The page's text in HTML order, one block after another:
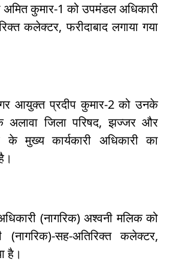
अमित कुमार-1 को उपमंडल अधिकारी
कलेक्टर, फरीदाबाद लगाया गया
आयुक्त प्रदीप कुमार-2 को उनके
के अलावा जिला परिषद, झज्जर और
मुख्य कार्यकारी अधिकारी का
(नागरिक) अश्वनी मलिक को
सह-अतिरिक्त कलेक्टर,
है।